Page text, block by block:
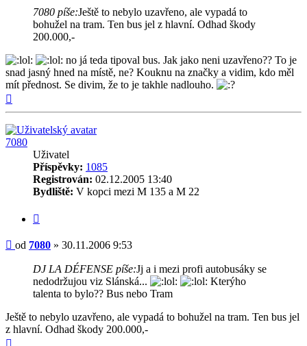
7080 píše:Ještě to nebylo uzavřeno, ale vypadá to
bohužel na tram. Ten bus jel z hlavní. Odhad škody
200.000,-
no já teda tipoval bus. Jak jako neni uzavřeno?? To je
snad jasný hned na místě, ne? Kouknu na značky a vidim, kdo měl
mít přednost. Se divim, že to je takhle nadlouho.
7080
Uživatel
Příspěvky: 1085
Registrován: 02.12.2005 13:40
Bydliště: V kopci mezi M 135 a M 22
Příspěvek
od 7080 » 30.11.2006 9:53
DJ LA DÉFENSE píše:Jj a i mezi profi autobusáky se
nedodržujou viz Slánská...
Kterýho
talenta to bylo?? Bus nebo Tram
Ještě to nebylo uzavřeno, ale vypadá to bohužel na tram. Ten bus jel
z hlavní. Odhad škody 200.000,-